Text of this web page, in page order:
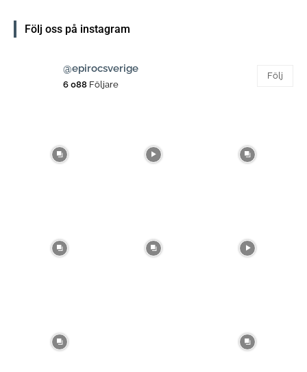
Följ oss på instagram
@epirocsverige
6 088 Följare
Följ